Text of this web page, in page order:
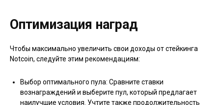
Оптимизация наград
Чтобы максимально увеличить свои доходы от стейкинга
Notcoin, следуйте этим рекомендациям:
Выбор оптимального пула: Сравните ставки
вознаграждений и выберите пул, который предлагает
наилучшие условия. Учтите также продолжительность